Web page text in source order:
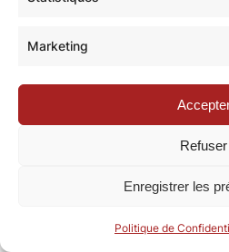
Marketing
Refuser
Enregistrer les
Politique de